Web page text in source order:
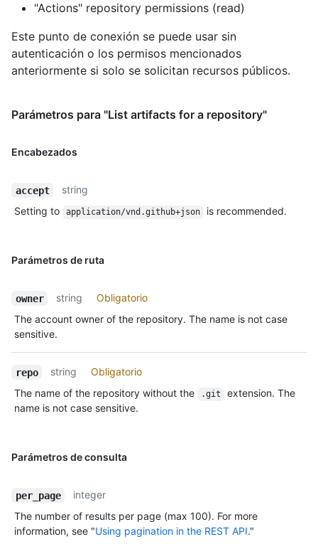
"Actions" repository permissions (read)
Este punto de conexión se puede usar sin
autenticación o los permisos mencionados
anteriormente si solo se solicitan recursos públicos.
Parámetros para "List artifacts for a repository"
Encabezados
accept
string
Setting to
application/vnd.github+json is recommended.
Parámetros de ruta
owner string
Obligatorio
The account owner of the repository. The name is not case
sensitive.
repo string
Obligatorio
The name of the repository without the
.git
extension. The
name is not case sensitive.
Parámetros de consulta
per_page
integer
The number of results per page (max 100). For more
information, see "Using pagination in the REST API."